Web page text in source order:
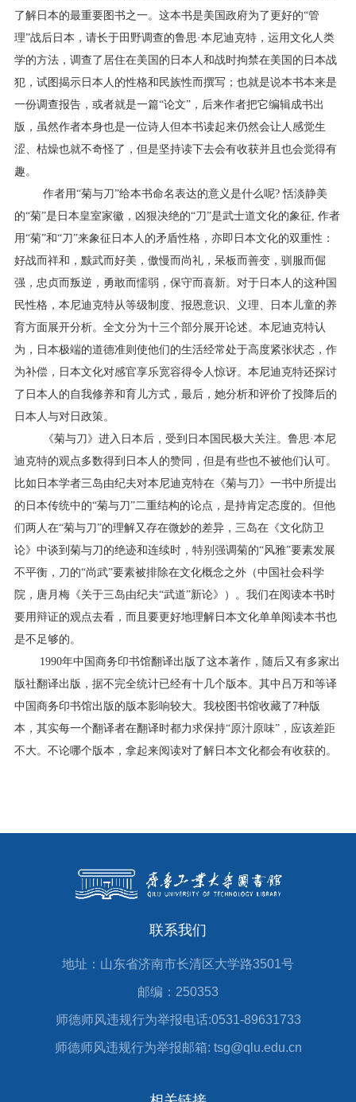
了解日本的最重要图书之一。这本书是美国政府为了更好的“管
理”战后日本，请长于田野调查的鲁思·本尼迪克特，运用文化人类
学的方法，调查了居住在美国的日本人和战时拘禁在美国的日本战
犯，试图揭示日本人的性格和民族性而撰写；也就是说本书本来是
一份调查报告，或者就是一篇“论文”，后来作者把它编辑成书出
版，虽然作者本身也是一位诗人但本书读起来仍然会让人感觉生
涩、枯燥也就不奇怪了，但是坚持读下去会有收获并且也会觉得有
趣。
作者用“菊与刀”给本书命名表达的意义是什么呢?恬淡静美
的“菊”是日本皇室家徽，凶狠决绝的“刀”是武士道文化的象征 作者
用“菊”和“刀”来象征日本人的矛盾性格，亦即日本文化的双重性：
好战而祥和，黩武而好美，傲慢而尚礼，呆板而善变，驯服而倔
强，忠贞而叛逆，勇敢而懦弱，保守而喜新。对于日本人的这种国
民性格，本尼迪克特从等级制度、报恩意识、义理、日本儿童的养
育方面展开分析。全文分为十三个部分展开论述。本尼迪克特认
为，日本极端的道德准则使他们的生活经常处于高度紧张状态，作
为补偿，日本文化对感官享乐宽容得令人惊讶。本尼迪克特还探讨
了日本人的自我修养和育儿方式，最后，她分析和评价了投降后的
日本人与对日政策。
《菊与刀》进入日本后，受到日本国民极大关注。鲁思·本尼
迪克特的观点多数得到日本人的赞同，但是有些也不被他们认可。
比如日本学者三岛由纪夫对本尼迪克特在《菊与刀》一书中所提出
的日本传统中的“菊与刀”二重结构的论点，是持肯定态度的。但他
们两人在“菊与刀”的理解又存在微妙的差异，三岛在《文化防卫
论》中谈到菊与刀的绝迹和连续时，特别强调菊的“风雅”要素发展
不平衡，刀的“尚武”要素被排除在文化概念之外（中国社会科学
院，唐月梅《关于三岛由纪夫“武道”新论》）。我们在阅读本书时
要用辩证的观点去看，而且要更好地理解日本文化单单阅读本书也
是不足够的。
1990年中国商务印书馆翻译出版了这本著作，随后又有多家出
版社翻译出版，据不完全统计已经有十几个版本。其中吕万和等译
中国商务印书馆出版的版本影响较大。我校图书馆收藏了 7种版
本，其实每一个翻译者在翻译时都力求保持“原汁原味”，应该差距
不大。不论哪个版本，拿起来阅读对了解日本文化都会有收获的。
联系我们
地址：山东省济南市长清区大学路3501号
邮编：250353
师德师风违规行为举报电话:0531-89631733
师德师风违规行为举报邮箱: tsg@qlu.edu.cn